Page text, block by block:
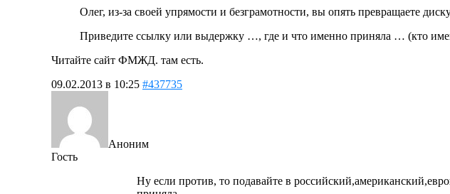
Олег, из-за своей упрямости и безграмотности, вы опять превращаете
Приведите ссылку или выдержку …, где и что именно приняла … (кто
Читайте сайт ФМЖД. там есть.
09.02.2013 в 10:25 #437735
Аноним
Гость
Ну если против, то подавайте в